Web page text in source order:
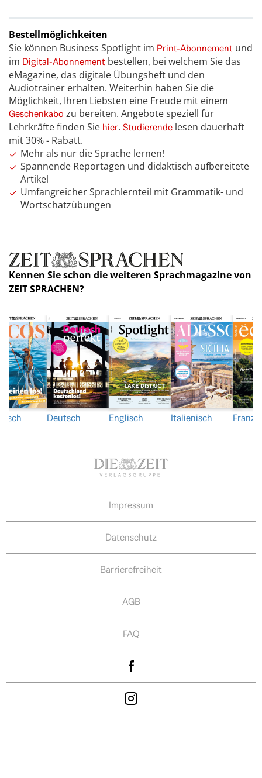
Bestellmöglichkeiten
Sie können Business Spotlight im Print-Abonnement und
im Digital-Abonnement bestellen, bei welchem Sie das
eMagazine, das digitale Übungsheft und den
Audiotrainer erhalten. Weiterhin haben Sie die
Möglichkeit, Ihren Liebsten eine Freude mit einem
Geschenkabo zu bereiten. Angebote speziell für
Lehrkräfte finden Sie hier. Studierende lesen dauerhaft
mit 30% - Rabatt.
Mehr als nur die Sprache lernen!
Spannende Reportagen und didaktisch aufbereitete
Artikel
Umfangreicher Sprachlernteil mit Grammatik- und
Wortschatzübungen
Kennen Sie schon die weiteren Sprachmagazine von
ZEIT SPRACHEN?
Deutsch Englisch Italienisch
Impressum
Datenschutz
Barrierefreiheit
AGB
FAQ